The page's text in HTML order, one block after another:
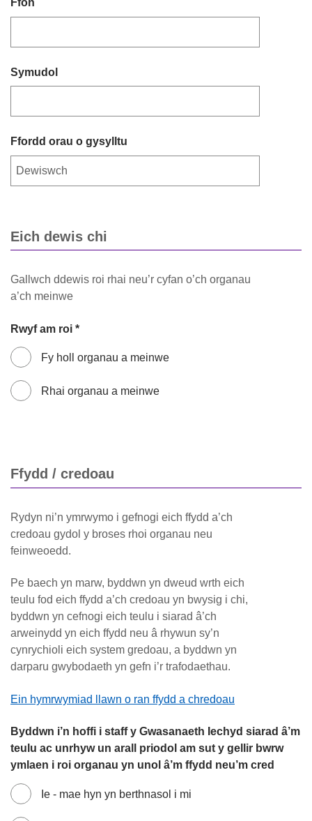
Ffôn
Symudol
Ffordd orau o gysylltu
Eich dewis chi
Gallwch ddewis roi rhai neu’r cyfan o’ch organau
a’ch meinwe
Rwyf am roi *
Fy holl organau a meinwe
Rhai organau a meinwe
Ffydd / credoau
Rydyn ni’n ymrwymo i gefnogi eich ffydd a’ch
credoau gydol y broses rhoi organau neu
feinweoedd.
Pe baech yn marw, byddwn yn dweud wrth eich
teulu fod eich ffydd a’ch credoau yn bwysig i chi,
byddwn yn cefnogi eich teulu i siarad â’ch
arweinydd yn eich ffydd neu â rhywun sy’n
cynrychioli eich system gredoau, a byddwn yn
darparu gwybodaeth yn gefn i’r trafodaethau.
Ein hymrwymiad llawn o ran ffydd a chredoau
Byddwn i’n hoffi i staff y Gwasanaeth Iechyd siarad â’m
teulu ac unrhyw un arall priodol am sut y gellir bwrw
ymlaen i roi organau yn unol â’m ffydd neu’m cred
Ie - mae hyn yn berthnasol i mi